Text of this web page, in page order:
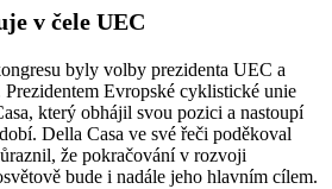
v čele UEC
byly volby prezidenta UEC a
Evropské cyklistické unie
který obhájil svou pozici a nastoupí
Della Casa ve své řeči poděkoval
že pokračování v rozvoji
bude i nadále jeho hlavním cílem.